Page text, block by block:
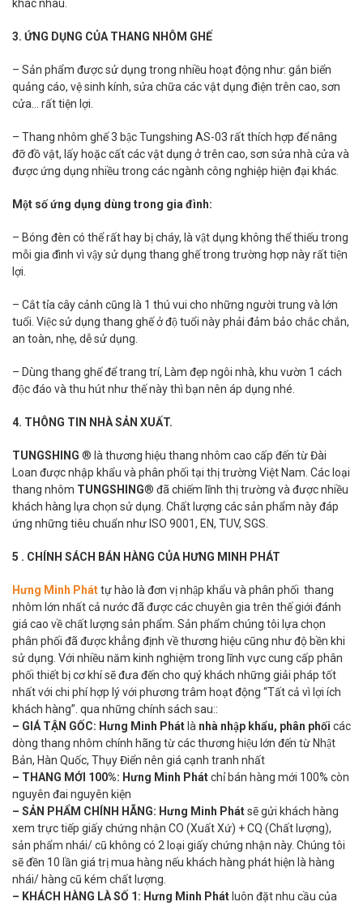
khác nhau.
3. ỨNG DỤNG CỦA THANG NHÔM GHẾ
– Sản phẩm được sử dụng trong nhiều hoạt động như: gắn biển
quảng cáo, vệ sinh kính, sửa chữa các vật dụng điện trên cao, sơn
cửa… rất tiện lợi.
– Thang nhôm ghế 3 bậc Tungshing AS-03 rất thích hợp để nâng
đỡ đồ vật, lấy hoặc cất các vật dụng ở trên cao, sơn sửa nhà cửa và
được ứng dụng nhiều trong các ngành công nghiệp hiện đại khác.
Một số ứng dụng dùng trong gia đình:
– Bóng đèn có thể rất hay bị cháy, là vật dụng không thể thiếu trong
mỗi gia đình vì vậy sử dụng thang ghế trong trường hợp này rất tiện
lợi.
– Cắt tỉa cây cảnh cũng là 1 thú vui cho những người trung và lớn
tuổi. Việc sử dụng thang ghế ở độ tuổi này phải đảm bảo chắc chắn,
an toàn, nhẹ, dễ sử dụng.
– Dùng thang ghế để trang trí, Làm đẹp ngôi nhà, khu vườn 1 cách
độc đáo và thu hút như thế này thì bạn nên áp dụng nhé.
4. THÔNG TIN NHÀ SẢN XUẤT.
TUNGSHING ® là thương hiệu thang nhôm cao cấp đến từ Đài
Loan được nhập khẩu và phân phối tại thị trường Việt Nam. Các loại
thang nhôm TUNGSHING® đã chiếm lĩnh thị trường và được nhiều
khách hàng lựa chọn sử dụng. Chất lượng các sản phẩm này đáp
ứng những tiêu chuẩn như ISO 9001, EN, TUV, SGS.
5 . CHÍNH SÁCH BÁN HÀNG CỦA HƯNG MINH PHÁT
Hưng Minh Pháttự hào là đơn vị nhập khẩu và phân phối thang
nhôm lớn nhất cả nước đã được các chuyên gia trên thế giới đánh
giá cao về chất lượng sản phẩm. Sản phẩm chúng tôi lựa chọn
phân phối đã được khẳng định về thương hiệu cũng như độ bền khi
sử dụng. Với nhiều năm kinh nghiệm trong lĩnh vực cung cấp phân
phối thiết bị cơ khí sẽ đưa đến cho quý khách những giải pháp tốt
nhất với chi phí hợp lý với phương trâm hoạt động “Tất cả vì lợi ích
khách hàng”. qua những chính sách sau::
– GIÁ TẬN GỐC: Hưng Minh Phát là nhà nhập khẩu, phân phối các
dòng thang nhôm chính hãng từ các thương hiệu lớn đến từ Nhật
Bản, Hàn Quốc, Thụy Điển nên giá cạnh tranh nhất
– THANG MỚI 100%: Hưng Minh Phátchỉ bán hàng mới 100% còn
nguyên đai nguyên kiện
– SẢN PHẨM CHÍNH HÃNG: Hưng Minh Phátsẽ gửi khách hàng
xem trực tiếp giấy chứng nhận CO (Xuất Xứ) + CQ (Chất lượng),
sản phẩm nhái/ cũ không có 2 loại giấy chứng nhận này. Chúng tôi
sẽ đền 10 lần giá trị mua hàng nếu khách hàng phát hiện là hàng
nhái/ hàng cũ kém chất lượng.
– KHÁCH HÀNG LÀ SỐ 1: Hưng Minh Phát luôn đặt nhu cầu của